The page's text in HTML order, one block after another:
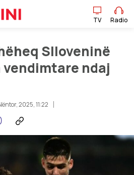
TV Radio
Slloveninë
ndaj
2025, 11:22